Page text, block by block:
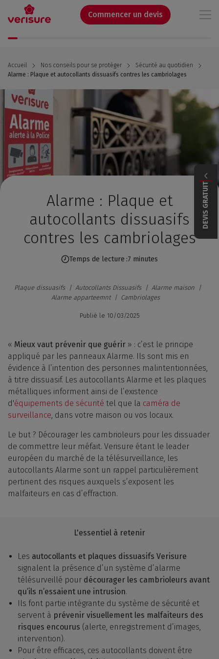
contenu
Commencer un devis
Accueil Nos conseils pour se protéger
Sécurité au quotidien
Alarme : Plaque et autocollants dissuasifs contres les cambriolages
DEVIS GRATUIT
Alarme : Plaque et
autocollants dissuasifs
contres les cambriolages
Temps de lecture 7 minutes
Plaque dissuasifs Autocollants Dissuasifs
Alarme maison
Alarme apparteemnt
Cambriolages
Publié le 10/03/2025
« Mieux vaut prévenir que guérir » : c’est le principe
appliqué par les panneaux Alarme. Ils sont mis en
évidence à l’intention des personnes malintentionnées,
à titre dissuasif. Les autocollants Alarme et les plaques
métalliques informent ainsi de l’existence
d'équipements de sécurité tel que la caméra de
surveillance, dans votre maison ou vos locaux.
Le but ? Décourager les cambrioleurs pour les dissuader
de commettre leur méfait. Verisure étant le leader
européen du marché de la télésurveillance, les
autocollants Alarme sont un rappel particulièrement
pertinent des risques auxquels s’exposent les
malfaiteurs en cas d’effraction.
L'essentiel à retenir
Les autocollants et plaques dissuasifs Verisure
signalent la présence d’un système d’alarme
télésurveillé pour décourager les cambrioleurs avant
qu’ils n’essaient une intrusion.
Ils font partie intégrante du système de sécurité et
servent à prévenir visuellement les malfaiteurs des
risques encourus (alerte, enregistrement d’images,
intervention).
Pour être efficaces, ces autocollants doivent être